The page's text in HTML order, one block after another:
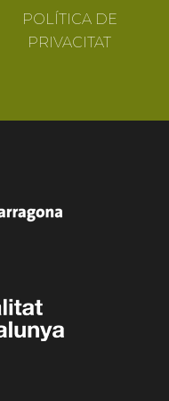
POLÍTICA DE
PRIVACITAT